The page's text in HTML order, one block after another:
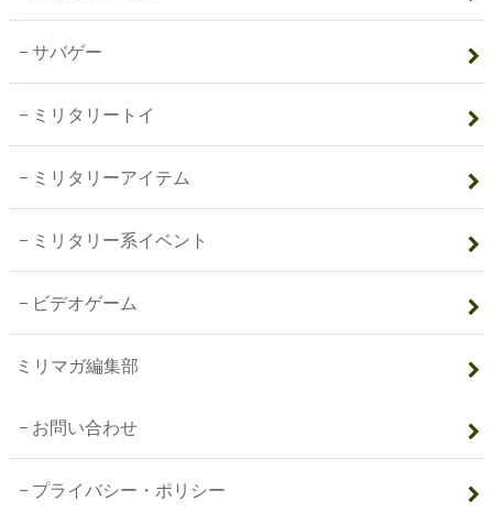
サバゲー
ミリタリートイ
ミリタリーアイテム
ミリタリー系イベント
ビデオゲーム
ミリマガ編集部
お問い合わせ
プライバシー・ポリシー